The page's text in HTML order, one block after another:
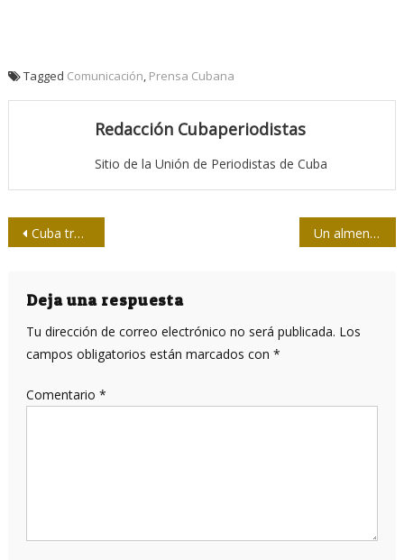
Tagged Comunicación, Prensa Cubana
Redacción Cubaperiodistas
Sitio de la Unión de Periodistas de Cuba
Navegación
entradas
Cuba tras el paso del huracán Matthew Un almendrón, ¿dos banderas?
Deja una respuesta
Tu dirección de correo electrónico no será publicada. Los
campos obligatorios están marcados con *
Comentario *